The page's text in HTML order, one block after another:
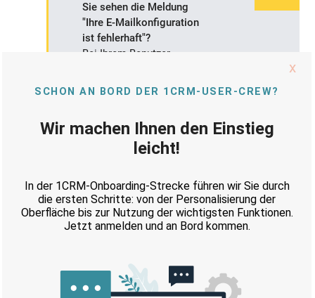
Sie sehen die Meldung
"Ihre E-Mailkonfiguration
ist fehlerhaft"?
Bei Ihrem Benutzer
und
"Von" Adresse
gepflegt sein.
Systemeinstellungen
beim E-Mail-Versand,
zum Fehler Warnung:Ihre